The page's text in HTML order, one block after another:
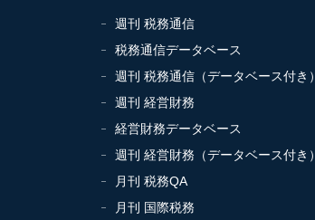
週刊 税務通信
税務通信データベース
週刊 税務通信（データベース付き）
週刊 経営財務
経営財務データベース
週刊 経営財務（データベース付き）
月刊 税務QA
月刊 国際税務